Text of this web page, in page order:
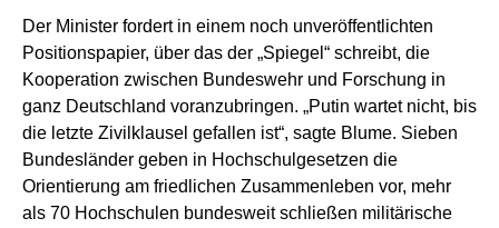
Der Minister fordert in einem noch unveröffentlichten
Positionspapier, über das der „Spiegel“ schreibt, die
Kooperation zwischen Bundeswehr und Forschung in
ganz Deutschland voranzubringen. „Putin wartet nicht, bis
die letzte Zivilklausel gefallen ist“, sagte Blume. Sieben
Bundesländer geben in Hochschulgesetzen die
Orientierung am friedlichen Zusammenleben vor, mehr
als 70 Hochschulen bundesweit schließen militärische